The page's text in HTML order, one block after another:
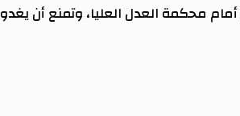
محكمة العدل العليا، وتمنع أن يغدو